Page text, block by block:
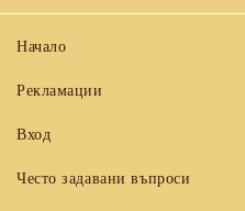
Начало
Рекламации
Вход
Често задавани въпроси